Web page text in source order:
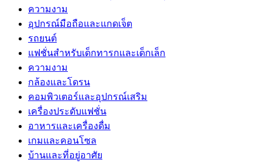
ความงาม
อุปกรณ์มือถือและแกดเจ็ต
รถยนต์
แฟชั่นสำหรับเด็กทารกและเด็กเล็ก
ความงาม
กล้องและโดรน
คอมพิวเตอร์และอุปกรณ์เสริม
เครื่องประดับแฟชั่น
อาหารและเครื่องดื่ม
เกมและคอนโซล
บ้านและที่อยู่อาศัย